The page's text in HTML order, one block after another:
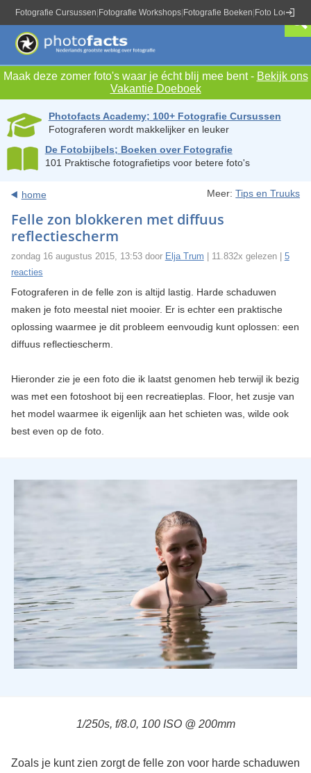
Fotografie Cursussen Fotografie Workshops Fotografie Boeken Foto Locaties
Maak deze zomer foto's waar je écht blij mee bent - Bekijk ons
Vakantie Doeboek
Photofacts Academy; 100+ Fotografie Cursussen
Fotograferen wordt makkelijker en leuker
De Fotobijbels; Boeken over Fotografie
101 Praktische fotografietips voor betere foto's
home Meer:Tips en Truuks
Felle zon blokkeren met diffuus
reflectiescherm
zondag 16 augustus 2015, 13:53 door Elja Trum | 11.832x gelezen | 5
reacties
Fotograferen in de felle zon is altijd lastig. Harde schaduwen
maken je foto meestal niet mooier. Er is echter een praktische
oplossing waarmee je dit probleem eenvoudig kunt oplossen: een
diffuus reflectiescherm.
Hieronder zie je een foto die ik laatst genomen heb terwijl ik bezig
was met een fotoshoot bij een recreatieplas. Floor, het zusje van
het model waarmee ik eigenlijk aan het schieten was, wilde ook
best even op de foto.
1/250s, f/8.0, 100 ISO @ 200mm
Zoals je kunt zien zorgt de felle zon voor harde schaduwen